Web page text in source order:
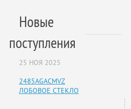
Новые
поступления
25 НОЯ 2025
2485AGACMVZ
ЛОБОВОЕ СТЕКЛО